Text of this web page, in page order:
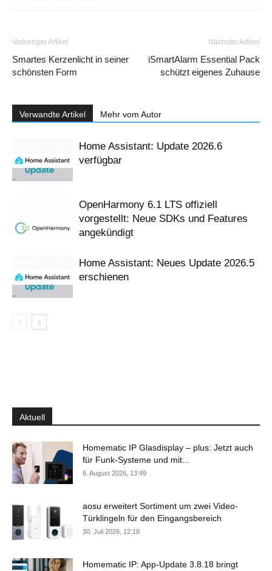
Vorheriger Artikel
Smartes Kerzenlicht in seiner
schönsten Form
Nächster Artikel
iSmartAlarm Essential Pack
schützt eigenes Zuhause
Verwandte Artikel Mehr vom Autor
Home Assistant: Update 2026.6
verfügbar
OpenHarmony 6.1 LTS offiziell
vorgestellt: Neue SDKs und Features
angekündigt
Home Assistant: Neues Update 2026.5
erschienen
Aktuell
Homematic IP Glasdisplay – plus: Jetzt auch
für Funk-Systeme und mit...
6. August 2026, 13:49
aosu erweitert Sortiment um zwei Video-
Türklingeln für den Eingangsbereich
30. Juli 2026, 12:18
Homematic IP: App-Update 3.8.18 bringt